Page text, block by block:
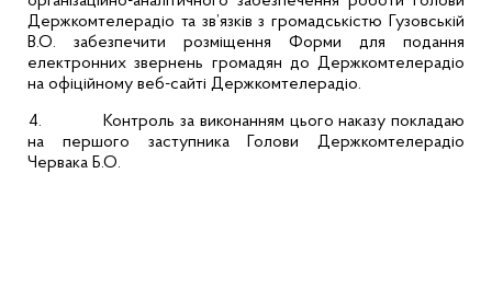
Держкомтелерадіо та зв’язків з громадськістю
Гузовській
В.О. забезпечити розміщення Форми для подання
електронних звернень громадян до Держкомтелерадіо
на офіційному веб-сайті Держкомтелерадіо.
4.
Контроль за виконанням цього наказу покладаю
на першого заступника Голови Держкомтелерадіо
Червака Б.О.